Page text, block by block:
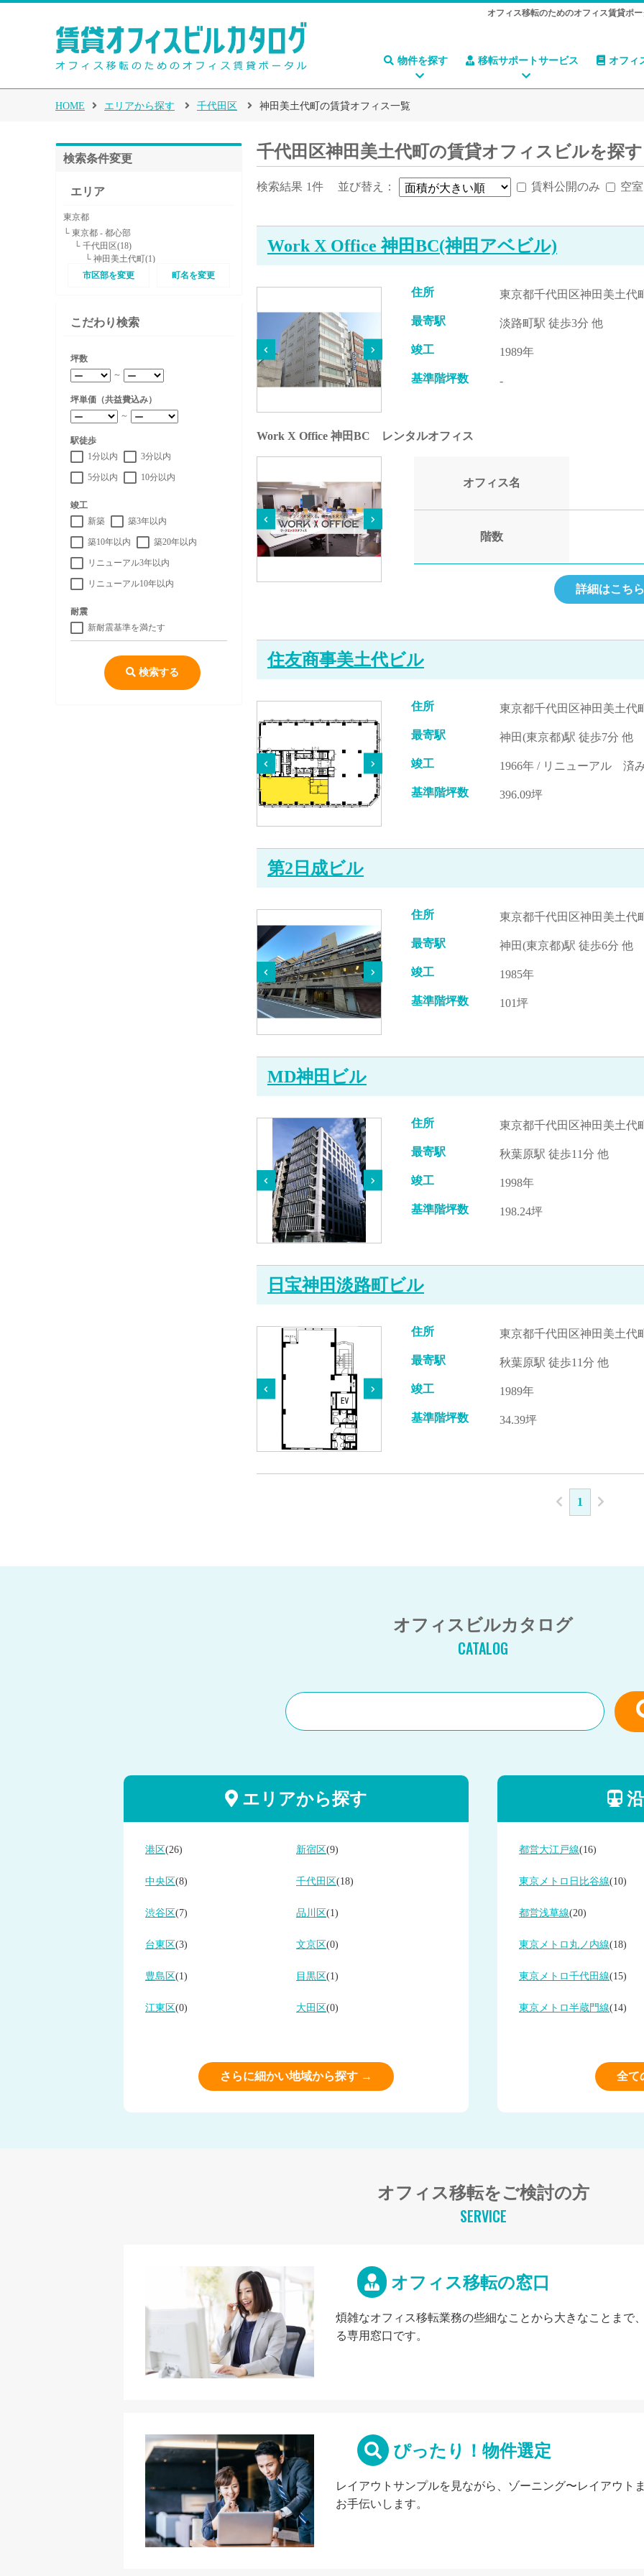
オフィス移転のためのオフィス賃貸ポ
物件を探す 移転サポートサービス オフィ
HOME エリアから探す 千代田区 神田美土代町の賃貸オフィス一覧
検索条件変更
エリア
東京都
└ 東京都 - 都心部
└ 千代田区(18)
└ 神田美土代町(1)
市区部を変更
町名を変更
こだわり検索
坪数
～
坪単価（共益費込み）
～
駅徒歩
1分以内
3分以内
5分以内 10分以内
竣工
新築
築3年以内
築10年以内 築20年以内
リニューアル3年以内
リニューアル10年以内
耐震
新耐震基準を満たす
検索する
千代田区神田美土代町の賃貸オフィスビルを探す
検索結果 1件 並び替え： 賃料公開のみ 空
Work X Office 神田BC(神田アベビル)
住所 東京都千代田区神田美土代
最寄駅 淡路町駅 徒歩3分 他
竣工 1989年
基準階坪数 -
Work X Office 神田BC レンタルオフィス
オフィス名
階数
詳細はこちら
住友商事美土代ビル
住所 東京都千代田区神田美土代
最寄駅 神田(東京都)駅 徒歩7分 他
竣工 1966年 / リニューアル 済
基準階坪数 396.09坪
第2日成ビル
住所 東京都千代田区神田美土代
最寄駅 神田(東京都)駅 徒歩6分 他
竣工 1985年
基準階坪数 101坪
MD神田ビル
住所 東京都千代田区神田美土代
最寄駅 秋葉原駅 徒歩11分 他
竣工 1998年
基準階坪数 198.24坪
日宝神田淡路町ビル
住所 東京都千代田区神田美土代
最寄駅 秋葉原駅 徒歩11分 他
竣工 1989年
基準階坪数 34.39坪
1
オフィスビルカタログ
CATALOG
エリアから探す
港区(26) 新宿区(9)
中央区(8) 千代田区(18)
渋谷区(7) 品川区(1)
台東区(3) 文京区(0)
豊島区(1) 目黒区(1)
江東区(0) 大田区(0)
さらに細かい地域から探す →
都営大江戸線(16)
東京メトロ日比谷線(10)
都営浅草線(20)
東京メトロ丸ノ内線(18)
東京メトロ千代田線(15)
東京メトロ半蔵門線(14)
全て
オフィス移転をご検討の方
SERVICE
オフィス移転の窓口
煩雑なオフィス移転業務の些細なことから大きなことまで
る専用窓口です。
ぴったり！物件選定
レイアウトサンプルを見ながら、ゾーニング〜レイアウト
お手伝いします。